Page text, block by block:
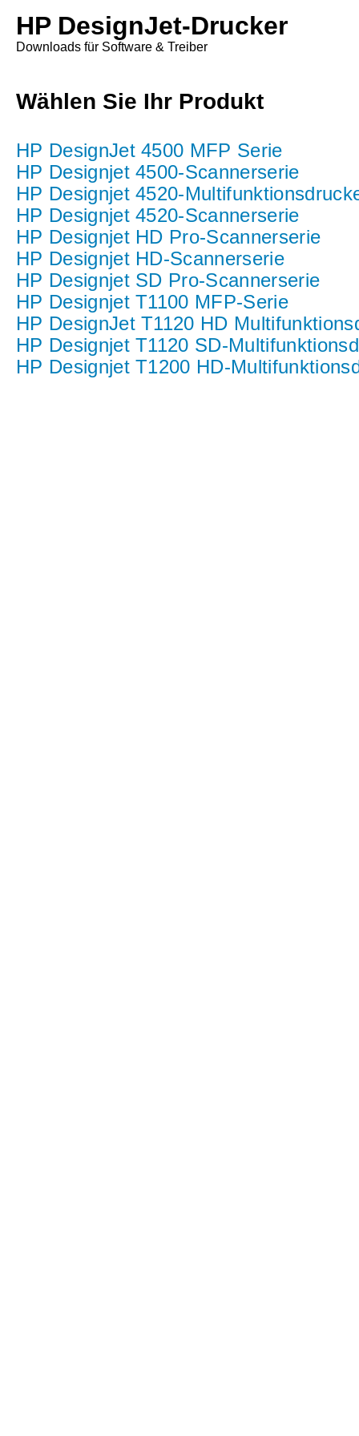
HP DesignJet-Drucker
Downloads für Software & Treiber
Wählen Sie Ihr Produkt
HP DesignJet 4500 MFP Serie
HP Designjet 4500-Scannerserie
HP Designjet 4520-
HP Designjet 4520-Scannerserie
HP Designjet HD Pro-Scannerserie
HP Designjet HD-Scannerserie
HP Designjet SD Pro-Scannerserie
HP Designjet T1100 MFP-Serie
HP DesignJet T1120 HD
HP Designjet T1120 SD-
HP Designjet T1200 HD-